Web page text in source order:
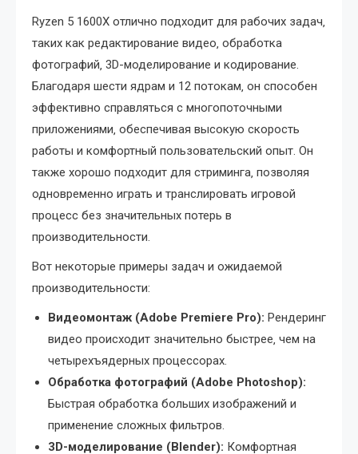
Ryzen 5 1600X отлично подходит для рабочих задач‚
таких как редактирование видео‚ обработка
фотографий‚ 3D-моделирование и кодирование.
Благодаря шести ядрам и 12 потокам‚ он способен
эффективно справляться с многопоточными
приложениями‚ обеспечивая высокую скорость
работы и комфортный пользовательский опыт. Он
также хорошо подходит для стриминга‚ позволяя
одновременно играть и транслировать игровой
процесс без значительных потерь в
производительности.
Вот некоторые примеры задач и ожидаемой
производительности:
Видеомонтаж (Adobe Premiere Pro): Рендеринг
видео происходит значительно быстрее‚ чем на
четырехъядерных процессорах.
Обработка фотографий (Adobe Photoshop):
Быстрая обработка больших изображений и
применение сложных фильтров.
3D-моделирование (Blender): Комфортная